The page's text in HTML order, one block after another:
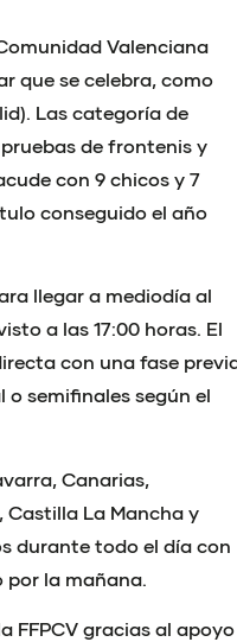
Valenciana
que se celebra, como
Las categoría de
de frontenis y
con 9 chicos y 7
conseguido el año
llegar a mediodía al
a las 17:00 horas. El
con una fase
semifinales según el
Canarias,
Castilla La Mancha y
durante todo el día con
la mañana.
FFPCV gracias al apoyo